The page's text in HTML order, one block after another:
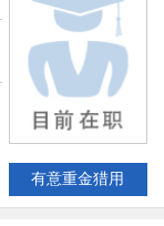
有意重金猎用